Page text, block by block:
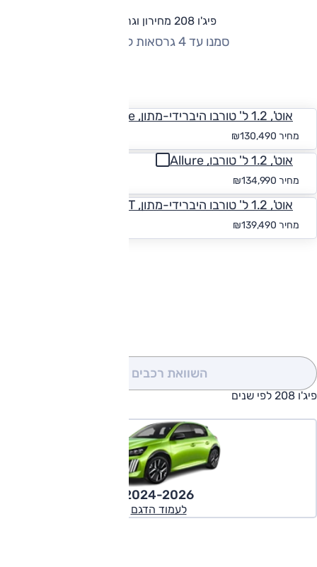
פיג'ו 208 מחירון וגרסאות
סמנו עד 4 גרסאות להשוואה
אוט', 1.2 ל' טורבו היברידי-מתון, Allure
מחיר
אוט', 1.2 ל' טורבו, Allure
מחיר
אוט', 1.2 ל' טורבו היברידי-מתון, GT
מחיר
השוואת רכבים
פיג'ו 208 לפי שנים
2024-2026
לעמוד הדגם